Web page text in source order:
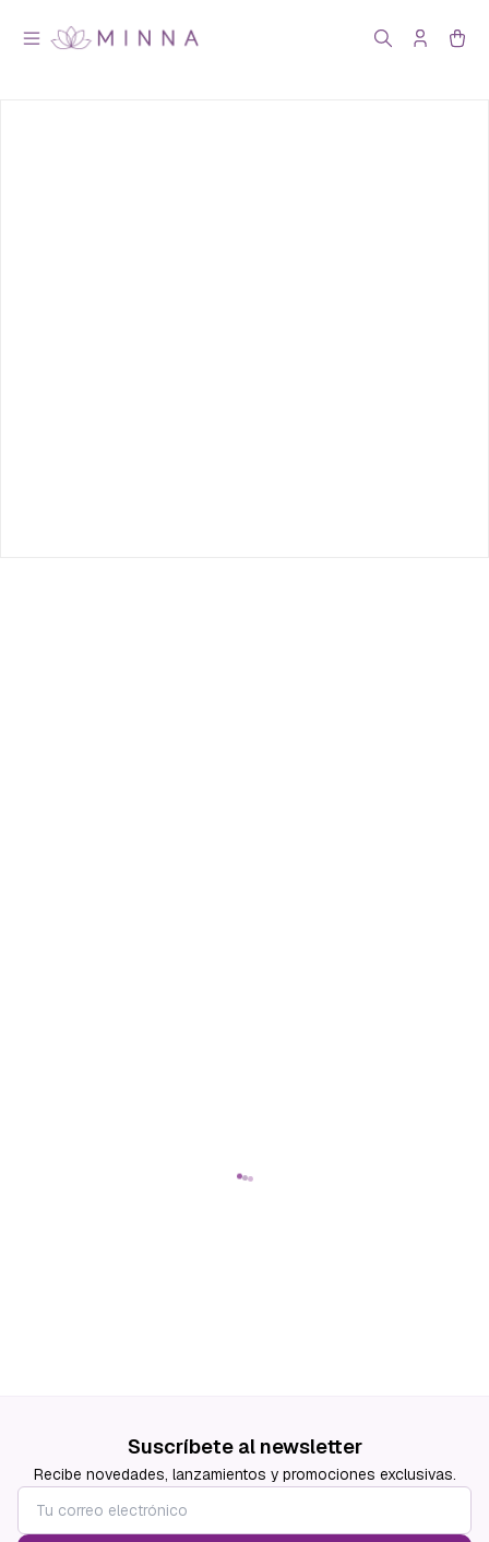
Suscríbete al newsletter
Recibe novedades, lanzamientos y promociones exclusivas.